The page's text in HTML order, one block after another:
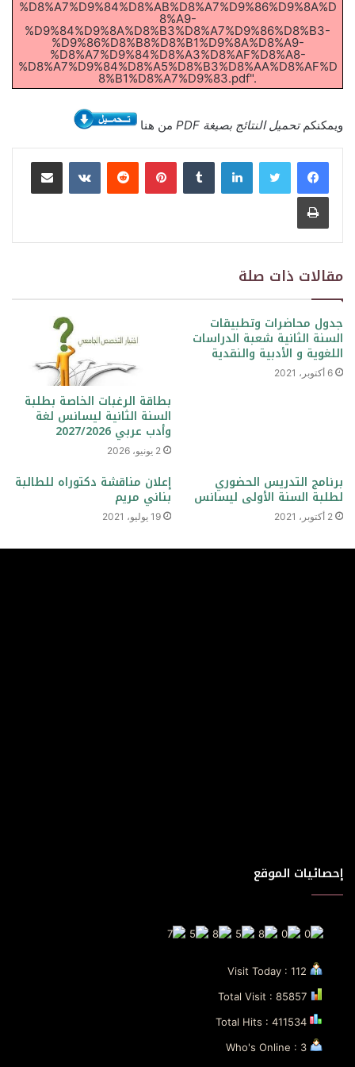
%D8%A7%D9%84%D8%AB%D8%A7%D9%86%D9%8A%D
8%A9-
%D9%84%D9%8A%D8%B3%D8%A7%D9%86%D8%B3-
%D9%86%D8%B8%D8%B1%D9%8A%D8%A9-
%D8%A7%D9%84%D8%A3%D8%AF%D8%A8-
%D8%A7%D9%84%D8%A5%D8%B3%D8%AA%D8%AF%D
8%B1%D8%A7%D9%83.pdf".
ويمكنكمتحميل النتائج بصيغة PDF من هنا
لينكدإن بينتيريست مشاركة عبر البريد
طباعة
مقالات ذات صلة
جدول محاضرات وتطبيقات
السنة الثانية شعبة الدراسات
اللغوية و الأدبية والنقدية
6 أكتوبر، 2021
بطاقة الرغبات الخاصة بطلبة
السنة الثانية ليسانس لغة
وأدب عربي 2027/2026
2 يونيو، 2026
برنامج التدريس الحضوري
لطلبة السنة الأولى ليسانس
2 أكتوبر، 2021
إعلان مناقشة دكتوراه للطالبة
بناني مريم
19 يوليو، 2021
إحصائيات الموقع
Total Visit : 85857
Total Hits : 411534
Who's Online : 3